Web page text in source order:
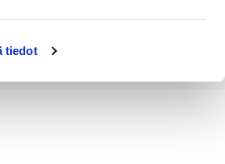
tiedot